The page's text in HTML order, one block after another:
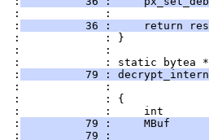
:             :
:
36 :     return
:             : }
:             :
:             : static bytea *
:
79 :
:             :
:             : {
:             :     int
:
79 :     MBuf
:
79 :